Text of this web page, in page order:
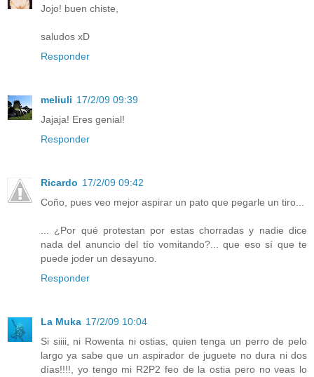
Jojo! buen chiste,
saludos xD
Responder
meliuli 17/2/09 09:39
Jajaja! Eres genial!
Responder
Ricardo 17/2/09 09:42
Coño, pues veo mejor aspirar un pato que pegarle un tiro...
... ¿Por qué protestan por estas chorradas y nadie dice
nada del anuncio del tío vomitando?... que eso sí que te
puede joder un desayuno.
Responder
La Muka 17/2/09 10:04
Si siiii, ni Rowenta ni ostias, quien tenga un perro de pelo
largo ya sabe que un aspirador de juguete no dura ni dos
días!!!!, yo tengo mi R2P2 feo de la ostia pero no veas lo